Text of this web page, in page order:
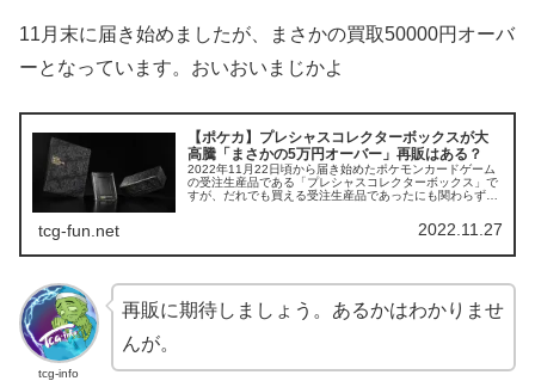
11月末に届き始めましたが、まさかの買取50000円オーバ
ーとなっています。おいおいまじかよ
【ポケカ】プレシャスコレクターボックスが大
高騰「まさかの5万円オーバー」再販はある？
2022年11月22日頃から届き始めたポケモンカードゲーム
の受注生産品である「プレシャスコレクターボックス」で
すが、だれでも買える受注生産品であったにも関わらず、
tcg-fun.net 2022.11.27
tcg-info
再販に期待しましょう。あるかはわかりませ
んが。